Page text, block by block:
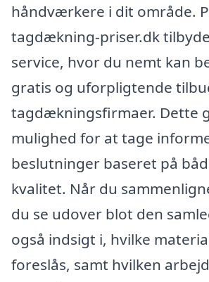
håndværkere i dit område.
tagdækning-priser.dk
service, hvor du nemt kan
gratis og uforpligtende
tagdækningsfirmaer. Dette
mulighed for at tage
beslutninger baseret på
kvalitet. Når du
du se udover blot den
også indsigt i, hvilke
foreslås, samt hvilken